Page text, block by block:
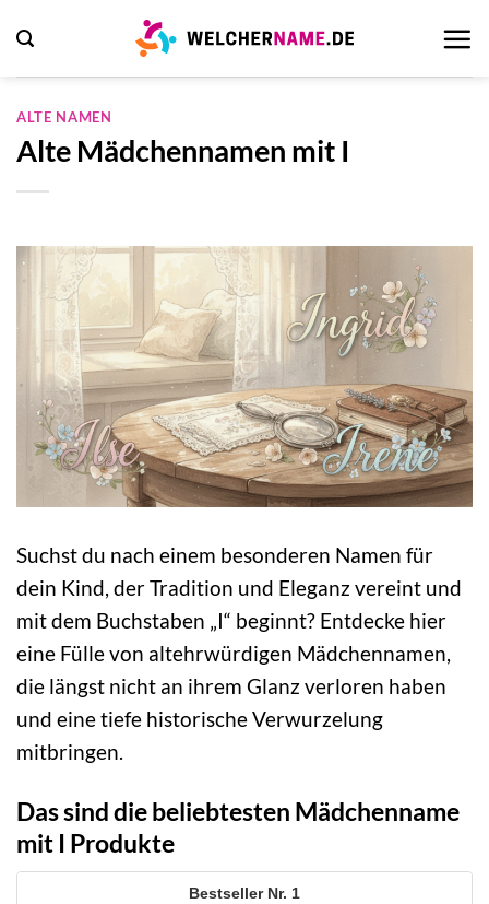
Inhalt
springen
ALTE NAMEN
Alte Mädchennamen mit I
Suchst du nach einem besonderen Namen für
dein Kind, der Tradition und Eleganz vereint und
mit dem Buchstaben „I“ beginnt? Entdecke hier
eine Fülle von altehrwürdigen Mädchennamen,
die längst nicht an ihrem Glanz verloren haben
und eine tiefe historische Verwurzelung
mitbringen.
Das sind die beliebtesten Mädchenname
mit I Produkte
1